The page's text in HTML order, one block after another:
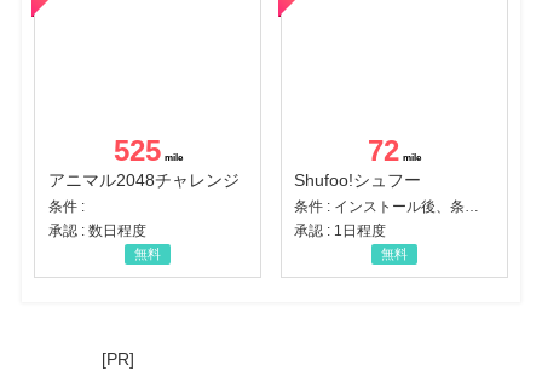
525
アニマル2048チャレンジ
条件 :
承認 : 数日程度
無料
72
Shufoo!シュフー
承認 : 1日程度
無料
[PR]